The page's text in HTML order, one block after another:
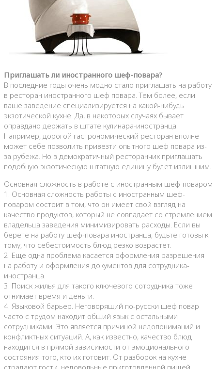
Приглашать ли иностранного шеф-повара?
В последние годы очень модно стало приглашать на работу
в ресторан иностранного шеф повара. Тем более, если
ваше заведение специализируется на какой-нибудь
экзотической кухне. Да, в некоторых случаях бывает
оправдано держать в штате кулинара-иностранца.
Например, дорогой гастрономический ресторан вполне
может себе позволить привезти опытного шеф повара из-
за рубежа. Но в демократичный ресторанчик приглашать
подобную экзотическую штатную единицу будет излишним.
Основная сложность в работе с иностранным шеф-поваром
1. Основная сложность работы с иностранным шеф-
поваром состоит в том, что он имеет свой взгляд на
качество продуктов, который не совпадает со стремлением
владельца заведения минимизировать расходы. Если вы
берете на работу шеф-повара иностранца, будьте готовы к
тому, что себестоимость блюд резко возрастет.
2. Еще одна проблема касается оформления разрешения
на работу и оформления документов для сотрудника-
иностранца.
3. Поиск жилья для такого ключевого сотрудника тоже
отнимает время и деньги.
4. Языковой барьер. Неговорящий по-русски шеф повар
часто с трудом находит общий язык с остальными
сотрудниками. Это является причиной недопониманий и
конфликтных ситуаций. А, как известно, качество блюд
находится в прямой зависимости от эмоционального
состояния того, кто их готовит. От разборок на кухне